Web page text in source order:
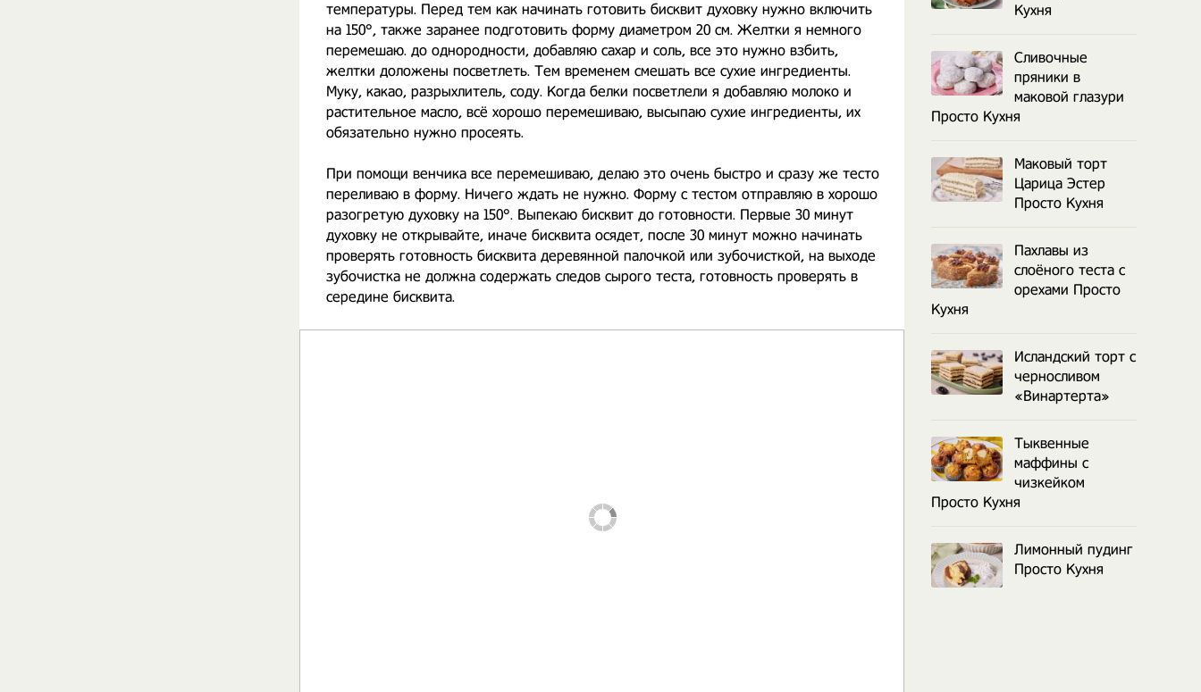
температуры. Перед тем как начинать готовить бисквит духовку нужно включить
на 150°, также заранее подготовить форму диаметром 20 см. Желтки я немного
перемешаю. до однородности, добавляю сахар и соль, все это нужно взбить,
желтки доложены посветлеть. Тем временем смешать все сухие ингредиенты.
Муку, какао, разрыхлитель, соду. Когда белки посветлели я добавляю молоко и
растительное масло, всё хорошо перемешиваю, высыпаю сухие ингредиенты, их
обязательно нужно просеять.
При помощи венчика все перемешиваю, делаю это очень быстро и сразу же тесто
переливаю в форму. Ничего ждать не нужно. Форму с тестом отправляю в хорошо
разогретую духовку на 150°. Выпекаю бисквит до готовности. Первые 30 минут
духовку не открывайте, иначе бисквита осядет, после 30 минут можно начинать
проверять готовность бисквита деревянной палочкой или зубочисткой, на выходе
зубочистка не должна содержать следов сырого теста, готовность проверять в
середине бисквита.
Кухня
Сливочные
пряники в
маковой глазури
Просто Кухня
Маковый торт
Царица Эстер
Просто Кухня
Пахлавы из
слоёного теста с
орехами Просто
Кухня
Исландский торт с
черносливом
«Винартерта»
Тыквенные
маффины с
чизкейком
Просто Кухня
Лимонный пудинг
Просто Кухня